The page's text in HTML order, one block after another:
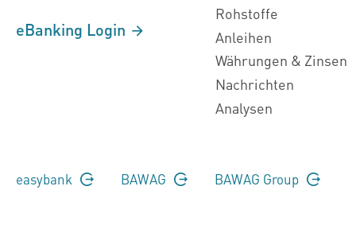
eBanking Login
Rohstoffe
Anleihen
Währungen & Zinsen
Nachrichten
Analysen
easybank BAWAG BAWAG Group